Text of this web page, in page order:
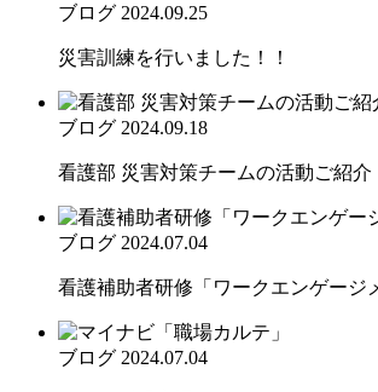
ブログ 2024.09.25
災害訓練を行いました！！
ブログ 2024.09.18
看護部 災害対策チームの活動ご紹介
ブログ 2024.07.04
看護補助者研修「ワークエンゲージ
ブログ 2024.07.04